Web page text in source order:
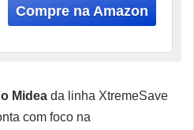
Midea da linha XtremeSave
com foco na